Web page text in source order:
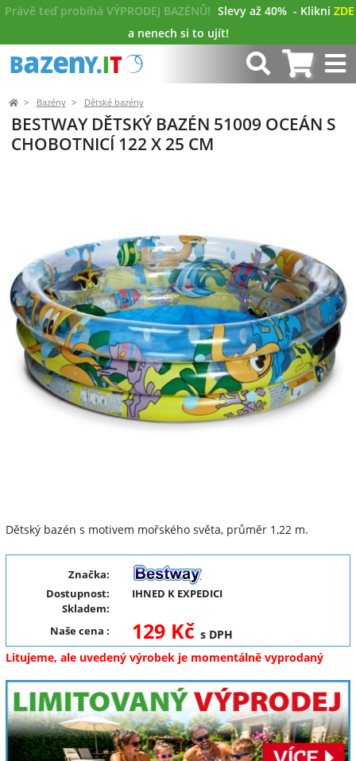
Právě teď probíhá VÝPRODEJ BAZÉNŮ! Slevy až 40% - Klikni ZDE
a nenech si to ujít!
Bazény Dětské bazény
BESTWAY DĚTSKÝ BAZÉN 51009 OCEÁN S
CHOBOTNICÍ 122 X 25 CM
Předchozí Další
Dětský bazén s motivem mořského světa, průměr 1,22 m.
Značka:
Dostupnost:
IHNED K EXPEDICI
Skladem:
Naše cena : 129 Kč s DPH
Litujeme, ale uvedený výrobek je momentálně vyprodaný